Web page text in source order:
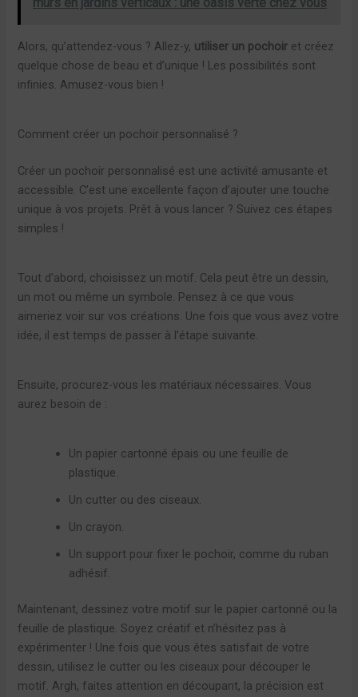
Alors, qu’attendez-vous ? Allez-y, utiliser un pochoir et créez
quelque chose de beau et d’unique ! Les possibilités sont
infinies. Amusez-vous bien !
Comment créer un pochoir personnalisé ?
Créer un pochoir personnalisé est une activité amusante et
accessible. C’est une excellente façon d’ajouter une touche
unique à vos projets. Prêt à vous lancer ? Suivez ces étapes
simples !
Tout d’abord, choisissez un motif. Cela peut être un dessin,
un mot ou même un symbole. Pensez à ce que vous
aimeriez voir sur vos créations. Une fois que vous avez votre
idée, il est temps de passer à l’étape suivante.
Ensuite, procurez-vous les matériaux nécessaires. Vous
aurez besoin de :
Un papier cartonné épais ou une feuille de
plastique.
Un cutter ou des ciseaux.
Un crayon.
Un support pour fixer le pochoir, comme du ruban
adhésif.
Maintenant, dessinez votre motif sur le papier cartonné ou la
feuille de plastique. Soyez créatif et n’hésitez pas à
expérimenter ! Une fois que vous êtes satisfait de votre
dessin, utilisez le cutter ou les ciseaux pour découper le
motif. Argh, faites attention en découpant, la précision est